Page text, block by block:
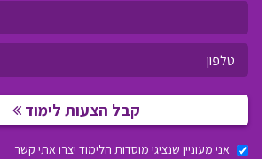
קבל הצעות לימוד
אני מעוניין שנציגי מוסדות הלימוד יצרו אתי קשר